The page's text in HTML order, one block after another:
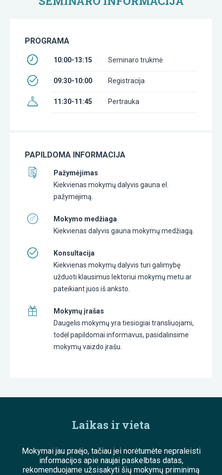
PROGRAMA
10:00-13:15 Seminaro trukmė
09:30-10:00 Registracija
11:30-11:45 Pertrauka
PAPILDOMA INFORMACIJA
Pažymėjimas
Kiekvienas mokymų dalyvis gauna el.
pažymėjimą.
Mokymo medžiaga
Kiekvienas dalyvis gauna mokymų medžiagą.
Konsultacija
Kiekvienas mokymų dalyvis turi galimybę
užduoti klausimus lektoriui mokymų metu ar
pateikiant juos iš anksto.
Mokymų įrašas
Daugelis mokymų yra tiesiogiai transliuojami,
todėl papildomai informavus, pasidalinsime
mokymų vaizdo įrašu.
Laikas ir vieta
Mokymai jau praėjo, tačiau jei norėtumėte nepraleisti
informacijos apie naujai paskelbtas datas,
rekomenduojame užsisakyti šių mokymų priminimą